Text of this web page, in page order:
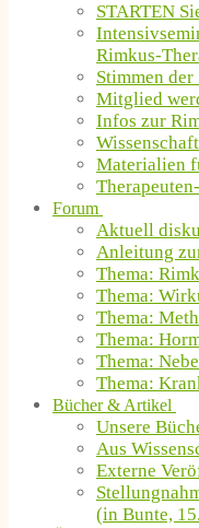
STARTEN
Rimkus-
Stimmen
Mitglied
Infos zur
Materialien
Forum
Aktuell
Anleitung
Thema:
Thema:
Thema:
Thema:
Thema:
Thema:
Bücher & Artikel
Unsere
Aus
Externe
(in Bunte,